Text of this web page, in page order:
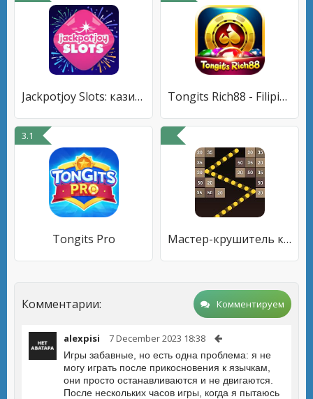
Jackpotjoy Slots: казино 777 Tongits Rich88 - Filipino Game
3.1
Tongits Pro Мастер-крушитель кирпичей
Комментарии: Комментируем
alexpisi 7 December 2023 18:38
Игры забавные, но есть одна проблема: я не
могу играть после прикосновения к язычкам,
они просто останавливаются и не двигаются.
После нескольких часов игры, когда я пытаюсь